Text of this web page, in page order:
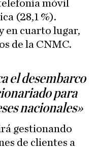
móvil
(28,1 %).
en cuarto lugar,
de la CNMC.
el desembarco
para
nacionales»
gestionando
de clientes a